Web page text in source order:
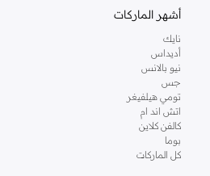
الخاصة والتي تحافظ القيم والتقاليد
مجموعة هيا كلوزيت المذهلة
الحفلات وفساتين حفلات وعبايات
من مجموعاتنا، والمتوفرة حصريا
أبحر في عالم نمشي واختر ما يحلو لك
من هيا كلوزيت.
أشهر الماركات
نايك
أديداس
نيو بالانس
جس
تومي هيلفيغر
اتش اند ام
كالفن كلاين
بوما
كل الماركات